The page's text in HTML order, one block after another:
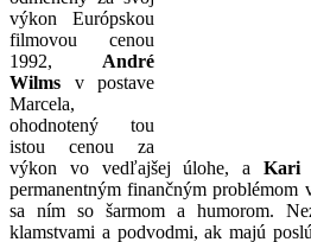
výkon Európskou
filmovou cenou
1992, André
Wilms v postave
Marcela,
ohodnotený tou
istou cenou za
výkon vo vedľajšej úlohe, a Kari
permanentným finančným
sa ním so šarmom a humorom.
klamstvami a podvodmi, ak majú